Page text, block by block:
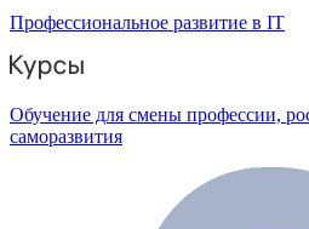
Профессиональное развитие в IT
Обучение для смены профессии,
саморазвития